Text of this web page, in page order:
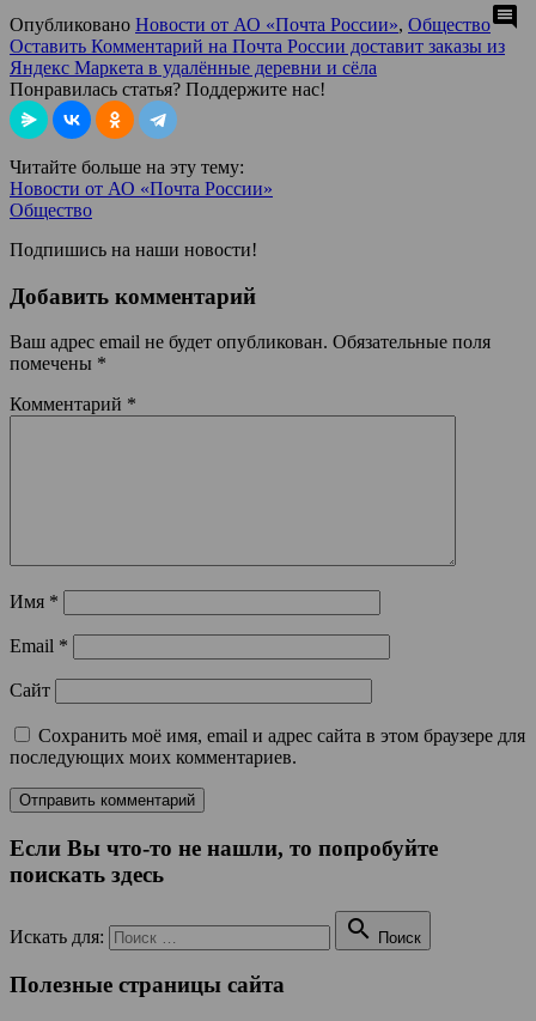
Опубликовано Новости от АО «Почта России», Обществоcomment
Оставить Комментарий на Почта России доставит заказы из
Яндекс Маркета в удалённые деревни и сёла
Понравилась статья? Поддержите нас!
Читайте больше на эту тему:
Новости от АО «Почта России»
Общество
Подпишись на наши новости!
Добавить комментарий
Ваш адрес email не будет опубликован. Обязательные поля
помечены *
Комментарий *
Имя *
Email *
Сайт
Сохранить моё имя, email и адрес сайта в этом браузере для
последующих моих комментариев.
Если Вы что-то не нашли, то попробуйте
поискать здесь
Искать для:  Поиск
Полезные страницы сайта